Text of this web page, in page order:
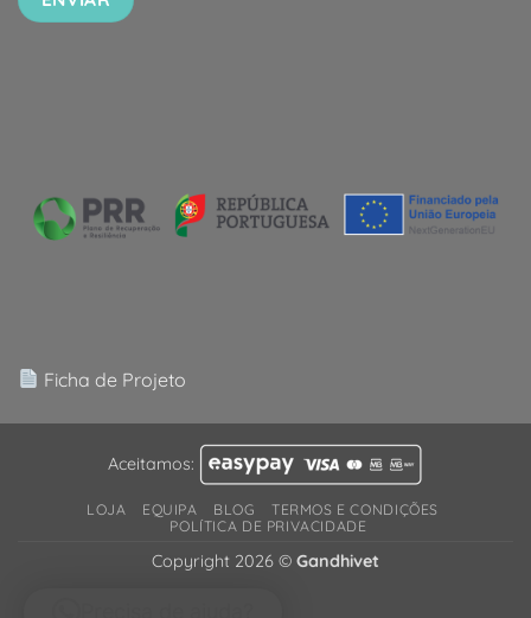
Ficha de Projeto
Aceitamos:
LOJA EQUIPA BLOG
TERMOS E CONDIÇÕES
POLÍTICA DE PRIVACIDADE
Copyright 2026 © Gandhivet